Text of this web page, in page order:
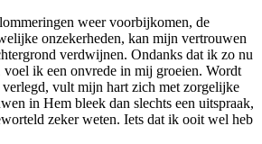
weer voorbijkomen, de
onzekerheden, kan mijn vertrouwen
verdwijnen. Ondanks dat ik zo nu
ik een onvrede in mij groeien. Wordt
vult mijn hart zich met zorgelijke
in Hem bleek dan slechts een uitspraak,
zeker weten. Iets dat ik ooit wel heb